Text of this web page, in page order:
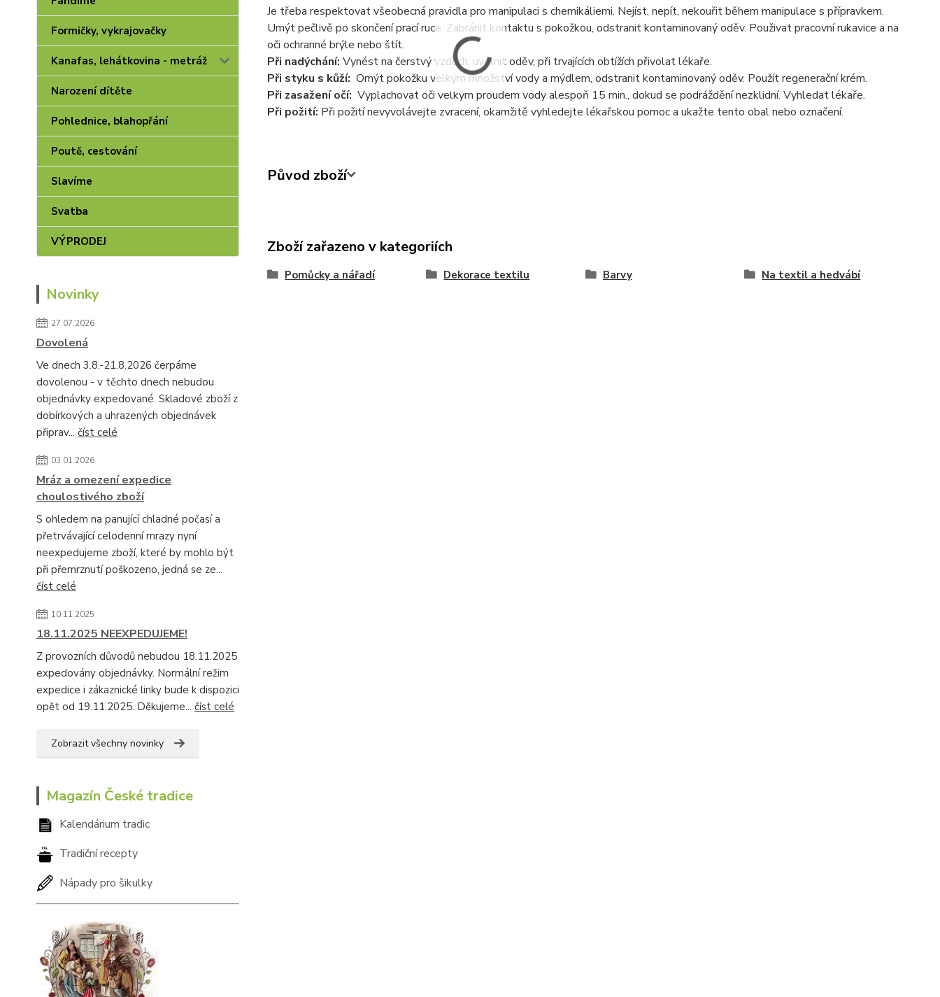
Formičky, vykrajovačky
Kanafas, lehátkovina - metráž
Narození dítěte
Pohlednice, blahopřání
Poutě, cestování
Slavíme
Svatba
VÝPRODEJ
Novinky
27.07.2026
Dovolená
Ve dnech 3.8.-21.8.2026 čerpáme
dovolenou - v těchto dnech nebudou
objednávky expedované. Skladové zboží z
dobírkových a uhrazených objednávek
připrav... číst celé
03.01.2026
Mráz a omezení expedice
choulostivého zboží
S ohledem na panující chladné počasí a
přetrvávající celodenní mrazy nyní
neexpedujeme zboží, které by mohlo být
při přemrznutí poškozeno, jedná se ze...
číst celé
10.11.2025
18.11.2025 NEEXPEDUJEME!
Z provozních důvodů nebudou 18.11.2025
expedovány objednávky. Normální režim
expedice i zákaznické linky bude k dispozici
opět od 19.11.2025. Děkujeme... číst celé
Zobrazit všechny novinky
Magazín České tradice
Kalendárium tradic
Tradiční recepty
Nápady pro šikulky
Je třeba respektovat všeobecná pravidla pro manipulaci s chemikáliemi. Nejíst, nepít, nekouřit během manipulace s přípravkem.
Umýt pečlivě po skončení prací ruce. Zabránit kontaktu s pokožkou, odstranit kontaminovaný oděv. Použivat pracovní rukavice a na
oči ochranné brýle nebo štít.
Při nadýchání: Vynést na čerstvý vzduch, uvolnit oděv, při trvajících obtížích přivolat lékaře.
Při styku s kůží: Omýt pokožku velkým množství vody a mýdlem, odstranit kontaminovaný oděv. Použít regenerační krém.
Při zasažení očí: Vyplachovat oči velkým proudem vody alespoň 15 min., dokud se podráždění nezklidní. Vyhledat lékaře.
Při požití: Při požití nevyvolávejte zvracení, okamžitě vyhledejte lékařskou pomoc a ukažte tento obal nebo označení.
Původ zboží
Zboží zařazeno v kategoriích
Pomůcky a nářadí Dekorace textilu Barvy Na textil a hedvábí